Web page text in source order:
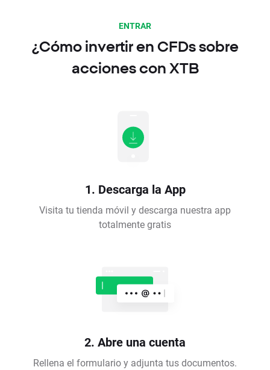
ENTRAR
¿Cómo invertir en CFDs sobre
acciones con XTB
1. Descarga la App
Visita tu tienda móvil y descarga nuestra app
totalmente gratis
2. Abre una cuenta
Rellena el formulario y adjunta tus documentos.